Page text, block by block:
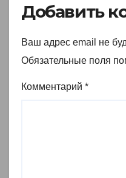
Добавить
Ваш адрес email не
Обязательные поля
Комментарий *